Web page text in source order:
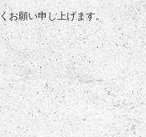
お願い申し上げます。